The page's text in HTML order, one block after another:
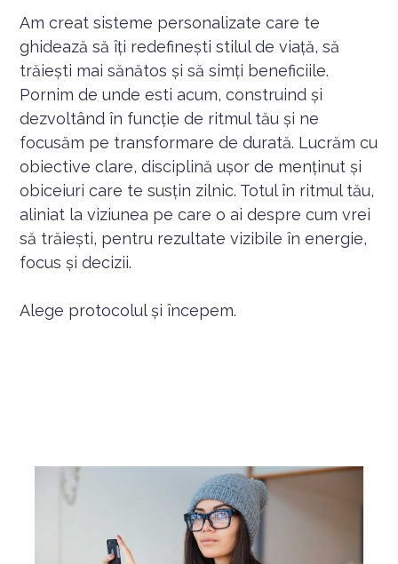
Am creat sisteme personalizate care te
ghidează să îți redefinești stilul de viață, să
trăiești mai sănătos și să simți beneficiile.
Pornim de unde esti acum, construind și
dezvoltând în funcție de ritmul tău și ne
focusăm pe transformare de durată. Lucrăm cu
obiective clare, disciplină ușor de menținut și
obiceiuri care te susțin zilnic. Totul în ritmul tău,
aliniat la viziunea pe care o ai despre cum vrei
să trăiești, pentru rezultate vizibile în energie,
focus și decizii.
Alege protocolul și începem.